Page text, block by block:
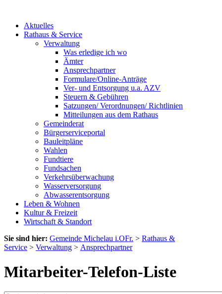
Aktuelles
Rathaus & Service
Verwaltung
Was erledige ich wo
Ämter
Ansprechpartner
Formulare/Online-Anträge
Ver- und Entsorgung u.a. AZV
Steuern & Gebühren
Satzungen/ Verordnungen/ Richtlinien
Mitteilungen aus dem Rathaus
Gemeinderat
Bürgerserviceportal
Bauleitpläne
Wahlen
Fundtiere
Fundsachen
Verkehrsüberwachung
Wasserversorgung
Abwasserentsorgung
Leben & Wohnen
Kultur & Freizeit
Wirtschaft & Standort
Sie sind hier: Gemeinde Michelau i.OFr. > Rathaus &
Service > Verwaltung > Ansprechpartner
Mitarbeiter-Telefon-Liste